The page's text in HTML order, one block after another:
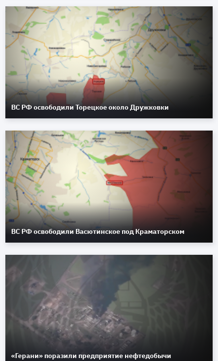
ВС РФ освободили Торецкое около Дружковки
ВС РФ освободили Васютинское под Краматорском
«Герани» поразили предприятие нефтедобычи